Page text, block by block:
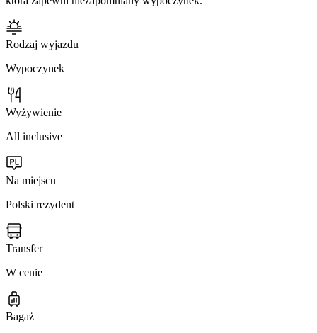
Rodzaj wyjazdu
Wypoczynek
Wyżywienie
All inclusive
Na miejscu
Polski rezydent
Transfer
W cenie
Bagaż